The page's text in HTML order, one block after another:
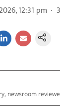
12:31 pm 3
newsroom